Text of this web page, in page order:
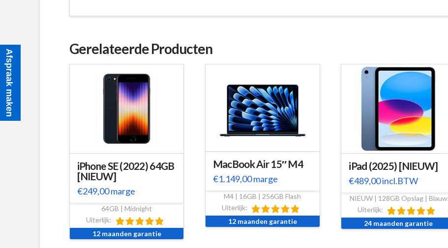
Gerelateerde Producten
iPhone SE (2022) 64GB
[NIEUW]
€249,00marge
64GB | Midnight
Uiterlijk:
12 maanden garantie
MacBook Air 15″ M4
€1.149,00marge
M4 | 16GB | 256GB Flash
Uiterlijk:
12 maanden garantie
iPad (2025) [NIEUW]
€489,00incl.BTW
NIEUW | 128GB Opslag | Blauw
Uiterlijk:
24 maanden garantie
Afspraak maken